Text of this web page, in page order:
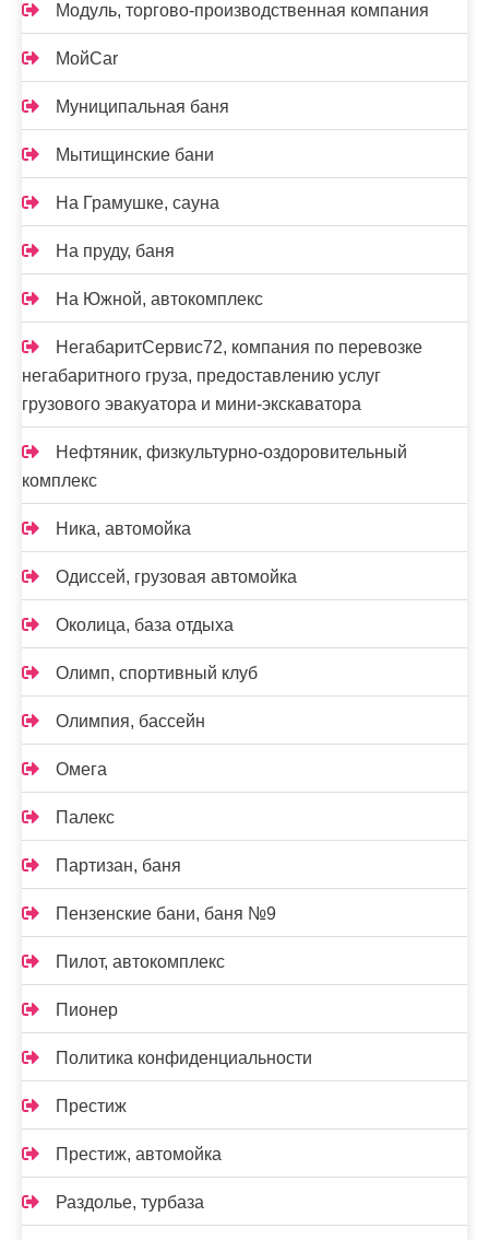
Модуль, торгово-производственная компания
МойCar
Муниципальная баня
Мытищинские бани
На Грамушке, сауна
На пруду, баня
На Южной, автокомплекс
НегабаритСервис72, компания по перевозке
негабаритного груза, предоставлению услуг
грузового эвакуатора и мини-экскаватора
Нефтяник, физкультурно-оздоровительный
комплекс
Ника, автомойка
Одиссей, грузовая автомойка
Околица, база отдыха
Олимп, спортивный клуб
Олимпия, бассейн
Омега
Палекс
Партизан, баня
Пензенские бани, баня №9
Пилот, автокомплекс
Пионер
Политика конфиденциальности
Престиж
Престиж, автомойка
Раздолье, турбаза